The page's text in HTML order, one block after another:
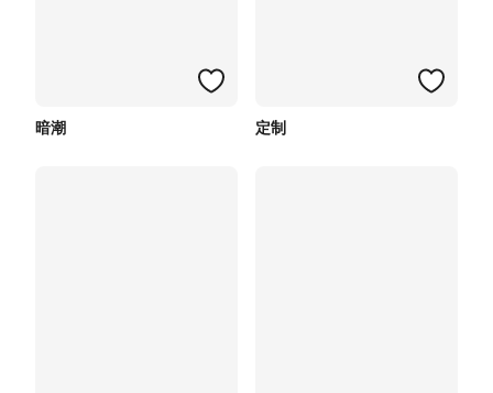
暗潮 定制